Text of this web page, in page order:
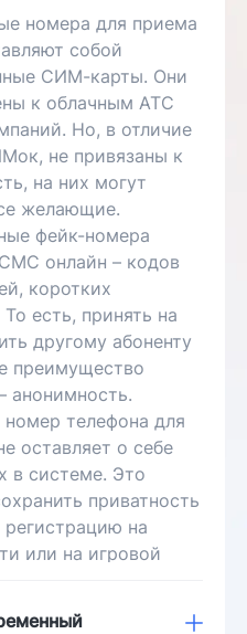
номера для приема
собой
СИМ-карты. Они
к облачным АТС
Но, в отличие
не привязаны к
на них могут
желающие.
фейк-номера
онлайн – кодов
коротких
есть, принять на
другому абоненту
преимущество
анонимность.
телефона для
оставляет о себе
в системе. Это
приватность
на
или на игровой